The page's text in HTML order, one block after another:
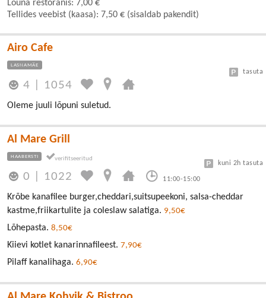
Lõuna restoranis: 7,00 €
Tellides veebist (kaasa): 7,50 € (sisaldab pakendit)
Airo Cafe
LASNAMÄE
4 1054
tasuta
Oleme juuli lõpuni suletud.
Al Mare Grill
HAABERSTI
0 1022 11:00-15:00
kuni 2h tasuta
Krõbe kanafilee burger,cheddari,suitsupeekoni, salsa-cheddar
kastme,friikartulite ja coleslaw salatiga. 9,50€
Lõhepasta. 8,50€
Kiievi kotlet kanarinnafileest. 7,90€
Pilaff kanalihaga. 6,90€